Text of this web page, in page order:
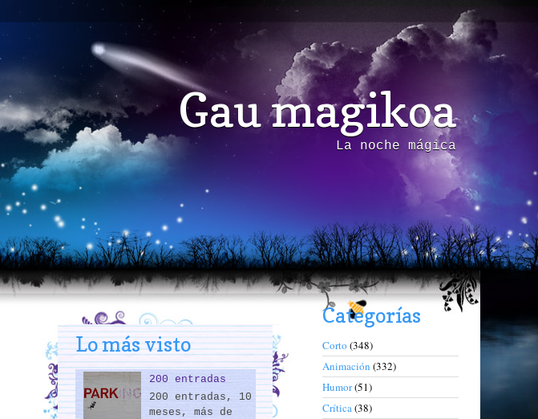
Gau magikoa
La noche mágica
Lo más visto
200 entradas
200 entradas, 10
meses, más de
Categorías
Corto (348)
Animación (332)
Humor(51)
Crítica(38)